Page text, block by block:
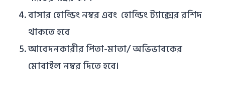
বাসার হোল্ডিং নম্বর এবং হোল্ডিং ট্যাক্সের রশিদ
থাকতে হবে
আবেদনকারীর পিতা-মাতা/ অভিভাবকের
মোবাইল নম্বর দিতে হবে।